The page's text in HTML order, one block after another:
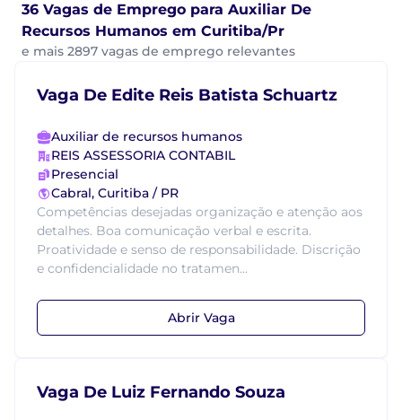
36 Vagas de Emprego para Auxiliar De
Recursos Humanos em Curitiba/Pr
e mais 2897 vagas de emprego relevantes
Vaga De Edite Reis Batista Schuartz
Auxiliar de recursos humanos
REIS ASSESSORIA CONTABIL
Presencial
Cabral, Curitiba / PR
Competências desejadas organização e atenção aos
detalhes. Boa comunicação verbal e escrita.
Proatividade e senso de responsabilidade. Discrição
e confidencialidade no tratamen...
Abrir Vaga
Vaga De Luiz Fernando Souza